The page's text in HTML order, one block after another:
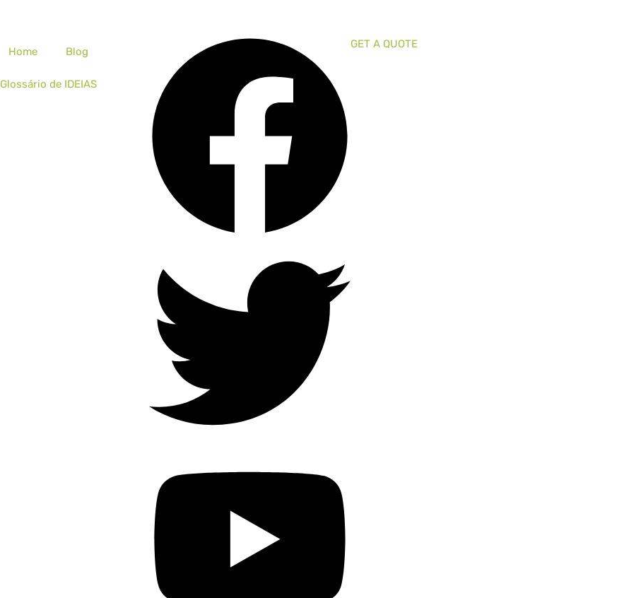
Home Blog
Glossário de IDEIAS
GET A QUOTE